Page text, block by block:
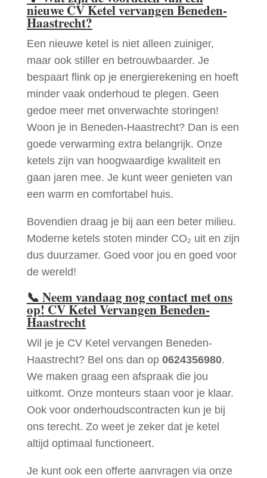
nieuwe CV Ketel vervangen Beneden-
Haastrecht?
Een nieuwe ketel is niet alleen zuiniger,
maar ook stiller en betrouwbaarder. Je
bespaart flink op je energierekening en hoeft
minder vaak onderhoud te plegen. Geen
gedoe meer met onverwachte storingen!
Woon je in Beneden-Haastrecht? Dan is een
goede verwarming extra belangrijk. Onze
ketels zijn van hoogwaardige kwaliteit en
gaan jaren mee. Je kunt weer genieten van
een warm en comfortabel huis.
Bovendien draag je bij aan een beter milieu.
Moderne ketels stoten minder CO₂ uit en zijn
dus duurzamer. Goed voor jou en goed voor
de wereld!
📞 Neem vandaag nog contact met ons
op! CV Ketel Vervangen Beneden-
Haastrecht
Wil je je CV Ketel vervangen Beneden-
Haastrecht? Bel ons dan op 0624356980.
We maken graag een afspraak die jou
uitkomt. Onze monteurs staan voor je klaar.
Ook voor onderhoudscontracten kun je bij
ons terecht. Zo weet je zeker dat je ketel
altijd optimaal functioneert.
Je kunt ook een offerte aanvragen via onze